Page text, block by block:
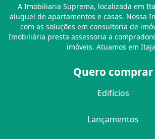
A Imobiliaria Suprema, localizada em
aluguel de apartamentos e casas. Nossa
com as soluções em consultoria de
Imobiliária presta assessoria a
imóveis. Atuamos em
Quero comprar
Edifícios
Lançamentos